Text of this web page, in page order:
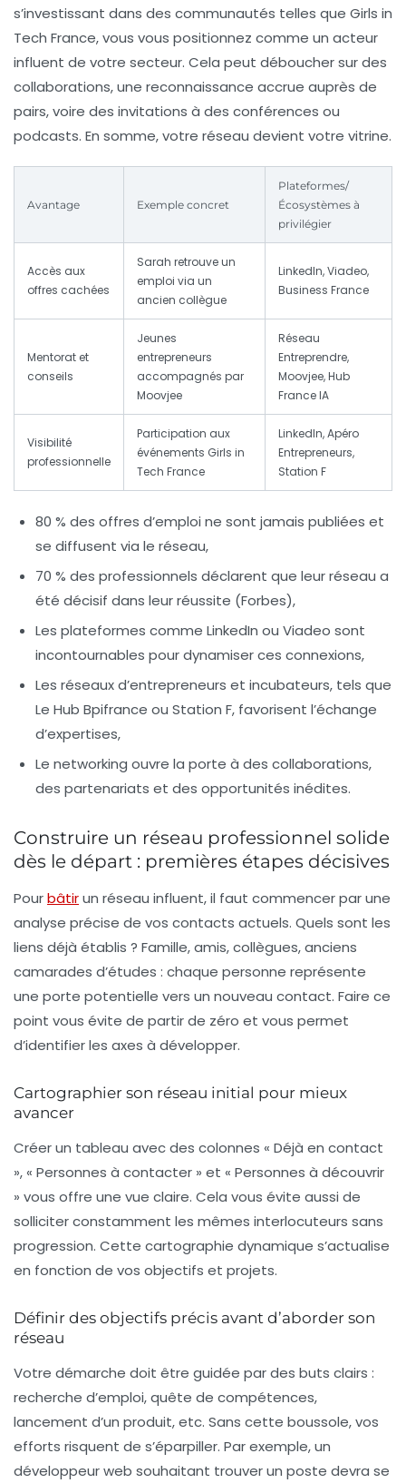
s’investissant dans des communautés telles que Girls in
Tech France, vous vous positionnez comme un acteur
influent de votre secteur. Cela peut déboucher sur des
collaborations, une reconnaissance accrue auprès de
pairs, voire des invitations à des conférences ou
podcasts. En somme, votre réseau devient votre vitrine.
Avantage Exemple concret
Plateformes/
Écosystèmes à
privilégier
Accès aux
offres cachées
Sarah retrouve un
emploi via un
ancien collègue
LinkedIn, Viadeo,
Business France
Mentorat et
conseils
Jeunes
entrepreneurs
accompagnés par
Moovjee
Réseau
Entreprendre,
Moovjee, Hub
France IA
Visibilité
professionnelle
Participation aux
événements Girls in
Tech France
LinkedIn, Apéro
Entrepreneurs,
Station F
80 % des offres d’emploi ne sont jamais publiées et
se diffusent via le réseau,
70 % des professionnels déclarent que leur réseau a
été décisif dans leur réussite (Forbes),
Les plateformes comme LinkedIn ou Viadeo sont
incontournables pour dynamiser ces connexions,
Les réseaux d’entrepreneurs et incubateurs, tels que
Le Hub Bpifrance ou Station F, favorisent l’échange
d’expertises,
Le networking ouvre la porte à des collaborations,
des partenariats et des opportunités inédites.
Construire un réseau professionnel solide
dès le départ : premières étapes décisives
Pourbâtirun réseau influent, il faut commencer par une
analyse précise de vos contacts actuels. Quels sont les
liens déjà établis ? Famille, amis, collègues, anciens
camarades d’études : chaque personne représente
une porte potentielle vers un nouveau contact. Faire ce
point vous évite de partir de zéro et vous permet
d’identifier les axes à développer.
Cartographier son réseau initial pour mieux
avancer
Créer un tableau avec des colonnes « Déjà en contact
», « Personnes à contacter » et « Personnes à découvrir
» vous offre une vue claire. Cela vous évite aussi de
solliciter constamment les mêmes interlocuteurs sans
progression. Cette cartographie dynamique s’actualise
en fonction de vos objectifs et projets.
Définir des objectifs précis avant d’aborder son
réseau
Votre démarche doit être guidée par des buts clairs :
recherche d’emploi, quête de compétences,
lancement d’un produit, etc. Sans cette boussole, vos
efforts risquent de s’éparpiller. Par exemple, un
développeur web souhaitant trouver un poste devra se